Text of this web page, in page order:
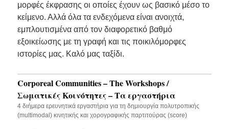
μορφές έκφρασης οι οποίες έχουν ως βασικό μέσο το
κείμενο. Αλλά όλα τα ενδεχόμενα είναι ανοιχτά,
εμπλουτισμένα από τον διαφορετικό βαθμό
εξοικείωσης με τη γραφή και τις ποικιλόμορφες
ιστορίες μας. Καλό μας ταξίδι.
Corporeal Communities – The Workshops /
Σωματικές Κοινότητες – Τα εργαστήρια
4 διήμερα ερευνητικά εργαστήρια για τη δημιουργία πολυτροπικής
(multimodal) κινητικής και χορογραφικής παρτιτούρας (score)